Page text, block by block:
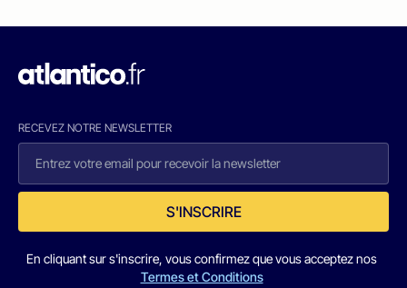
RECEVEZ NOTRE NEWSLETTER
S'INSCRIRE
En cliquant sur s'inscrire, vous confirmez que vous acceptez nos
Termes et Conditions